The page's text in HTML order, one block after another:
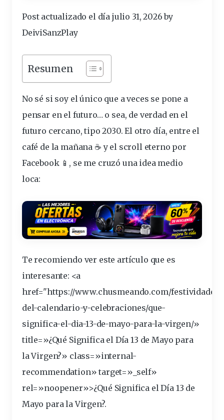
Post actualizado el día julio 31, 2026 by
DeiviSanzPlay
Resumen
No sé si soy el único que a veces se pone a
pensar en el futuro… o sea, de verdad en el
futuro cercano, tipo 2030. El otro día, entre el
café de la mañana ☕ y el scroll eterno por
Facebook 📱, se me cruzó una idea medio
loca:
Te recomiendo ver este artículo que es
interesante: <a
href="https://www.chusmeando.com/festividades-
del-calendario-y-celebraciones/que-
significa-el-dia-13-de-mayo-para-la-virgen/»
title=»¿Qué Significa el Día 13 de Mayo para
la Virgen?» class=»internal-
recommendation» target=»_self»
rel=»noopener»>¿Qué Significa el Día 13 de
Mayo para la Virgen?.